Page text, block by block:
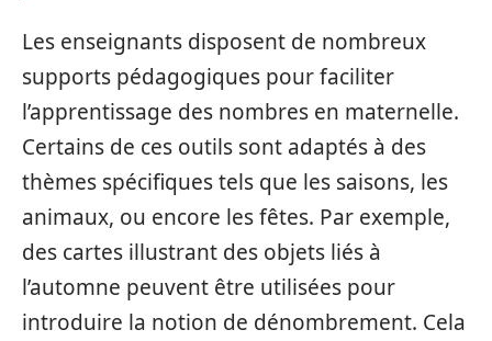
Les enseignants disposent de nombreux
supports pédagogiques pour faciliter
l’apprentissage des nombres en maternelle.
Certains de ces outils sont adaptés à des
thèmes spécifiques tels que les saisons, les
animaux, ou encore les fêtes. Par exemple,
des cartes illustrant des objets liés à
l’automne peuvent être utilisées pour
introduire la notion de dénombrement. Cela